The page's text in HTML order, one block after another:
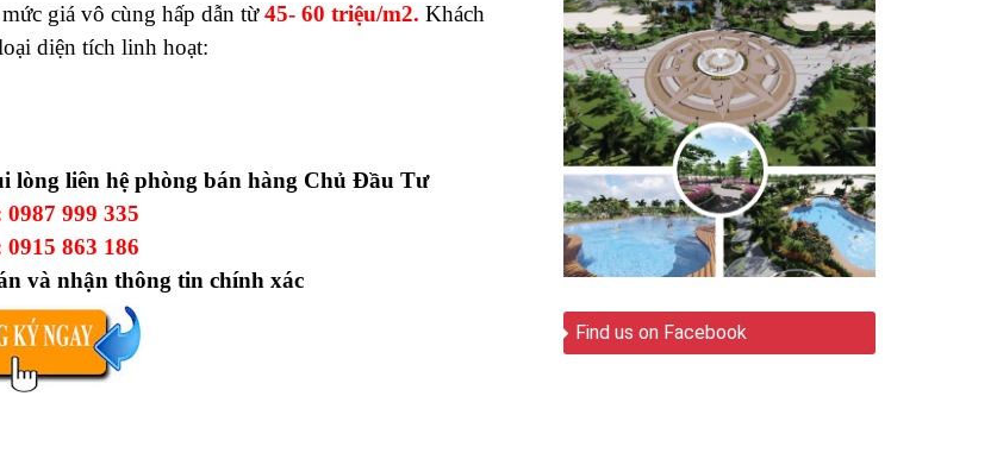
giá vô cùng hấp dẫn từ45- 60 triệu/m2. Khách
diện tích linh hoạt:
lòng liên hệ phòng bán hàng Chủ Đầu Tư
0987 999 335
0915 863 186
và nhận thông tin chính xác
Find us on Facebook